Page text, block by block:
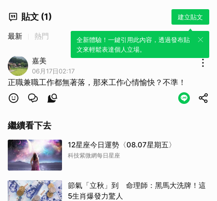
貼文 (1) 建立貼文
全新體驗！一鍵引用此內容，透過發布貼
文來輕鬆表達個人立場。
最新 熱門
嘉美
06月17日02:17
正職兼職工作都無著落，那來工作心情愉快？不準！
繼續看下去
12星座今日運勢〈08.07星期五〉
科技紫微網每日星座
節氣「立秋」到 命理師：黑馬大洗牌！這
5生肖爆發力驚人